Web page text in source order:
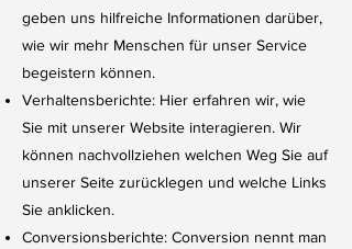
geben uns hilfreiche Informationen darüber,
wie wir mehr Menschen für unser Service
begeistern können.
Verhaltensberichte: Hier erfahren wir, wie
Sie mit unserer Website interagieren. Wir
können nachvollziehen welchen Weg Sie auf
unserer Seite zurücklegen und welche Links
Sie anklicken.
Conversionsberichte: Conversion nennt man